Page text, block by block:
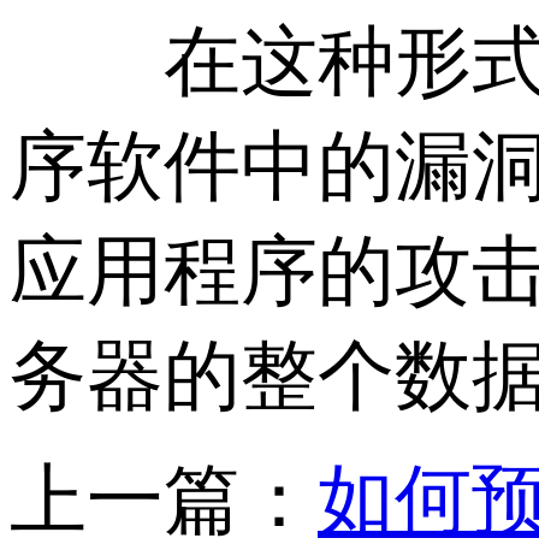
在这种形式
序软件中的漏
应用程序的攻
务器的整个数
上一篇： 如何